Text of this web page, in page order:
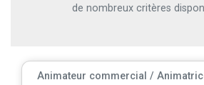
de nombreux critères
Animateur commercial /